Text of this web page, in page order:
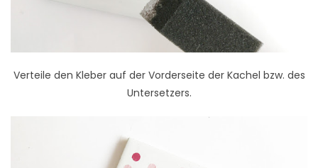
Verteile den Kleber auf der Vorderseite der Kachel bzw. des
Untersetzers.